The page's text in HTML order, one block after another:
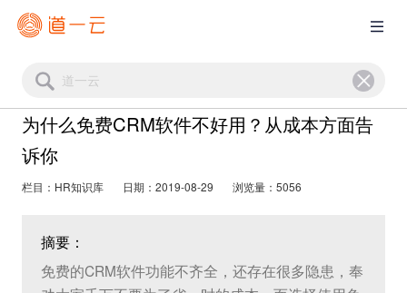
为什么免费CRM软件不好用？从成本方面告
诉你
栏目：HR知识库 日期：2019-08-29 浏览量：5056
摘要：
免费的CRM软件功能不齐全，还存在很多隐患，奉